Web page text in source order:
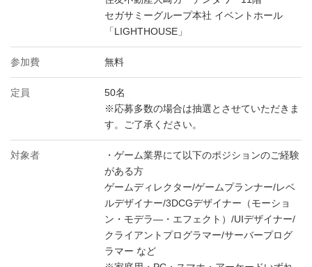
セガサミーグループ本社 イベントホール
「LIGHTHOUSE」
参加費 無料
定員
50名
※応募多数の場合は抽選とさせていただきま
す。ご了承ください。
対象者
・ゲーム業界にて以下のポジションのご経験
がある方
ゲームディレクター/ゲームプランナー/レベ
ルデザイナー/3DCGデザイナー（モーショ
ン・モデラ―・エフェクト）/UIデザイナー/
クライアントプログラマー/サーバープログ
ラマー など